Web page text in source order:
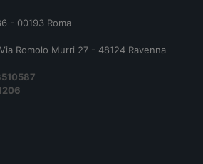
- 00193 Roma
Romolo Murri 27 - 48124 Ravenna